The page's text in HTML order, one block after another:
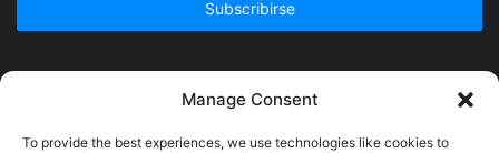
Manage Consent
To provide the best experiences, we use technologies like cookies to